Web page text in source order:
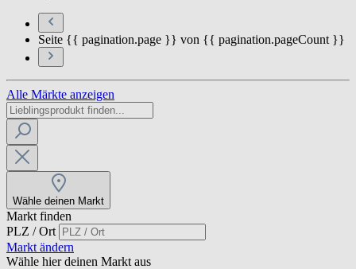
Seite {{ pagination.page }} von {{ pagination.pageCount }}
Alle Märkte anzeigen
Wähle deinen Markt
Markt finden
PLZ / Ort
Markt ändern
Wähle hier deinen Markt aus